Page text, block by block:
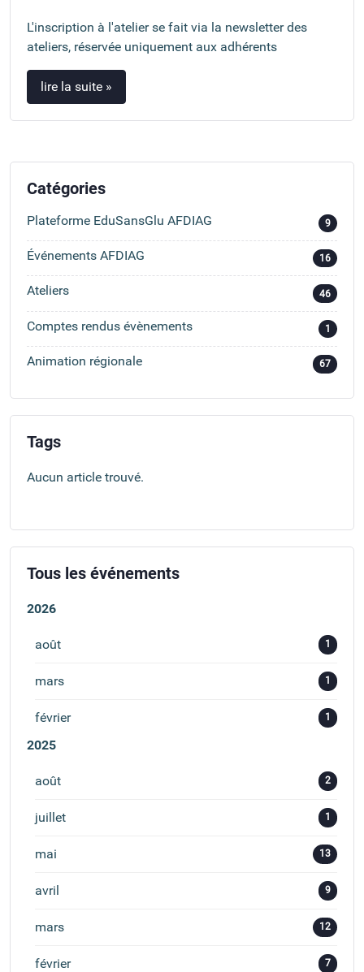
L'inscription à l'atelier se fait via la newsletter des
ateliers, réservée uniquement aux adhérents
lire la suite »
Catégories
Plateforme EduSansGlu AFDIAG 9
Événements AFDIAG 16
Ateliers 46
Comptes rendus évènements 1
Animation régionale 67
Tags
Aucun article trouvé.
Tous les événements
2026
août 1
mars 1
février 1
2025
août 2
juillet 1
mai 13
avril 9
mars 12
février 7